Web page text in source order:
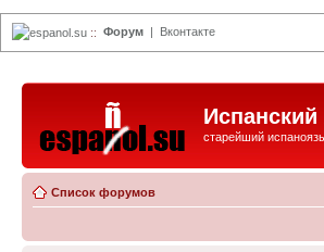
espanol.su :: Форум | Вконтакте
старейший
Список форумов